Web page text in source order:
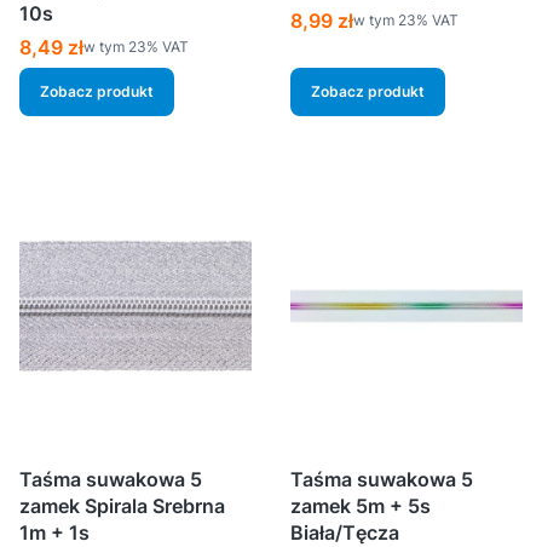
10s
Cena brutto
8,49 złw tym %s VAT
w tym 23% VAT
Zobacz produkt
Cena brutto
8,99 złw tym %s VAT
w tym 23% VAT
Zobacz produkt
Taśma suwakowa 5
zamek Spirala Srebrna
1m + 1s
Taśma suwakowa 5
zamek 5m + 5s
Biała/Tęcza